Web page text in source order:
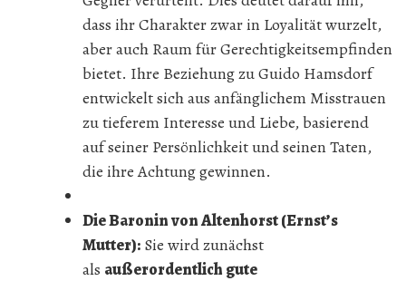
dass ihr Charakter zwar in Loyalität wurzelt,
aber auch Raum für Gerechtigkeitsempfinden
bietet. Ihre Beziehung zu Guido Hamsdorf
entwickelt sich aus anfänglichem Misstrauen
zu tieferem Interesse und Liebe, basierend
auf seiner Persönlichkeit und seinen Taten,
die ihre Achtung gewinnen.
Die Baronin von Altenhorst (Ernst’s
Mutter): Sie wird zunächst
als außerordentlich gute